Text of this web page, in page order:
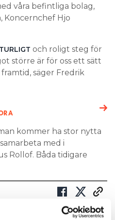
våra befintliga bolag,
Koncernchef Hjo
och roligt steg för
större är för oss ett sätt
säger Fredrik
kommer ha stor nytta
med i
Rollof. Båda tidigare